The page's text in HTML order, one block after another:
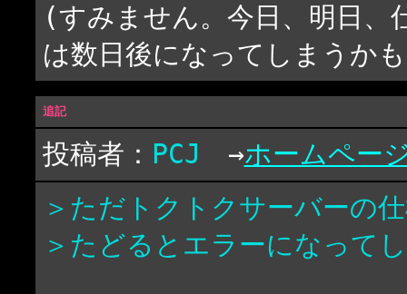
(すみません。今日、明日、
は数日後になってしまうか
追記
投稿者： PCJ →ホームペー
＞ただトクトクサーバーの
＞たどるとエラーになって